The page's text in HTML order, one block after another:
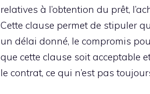
relatives à l’obtention du prêt,
Cette clause permet de stipuler
un délai donné, le compromis
que cette clause soit acceptable
le contrat, ce qui n’est pas